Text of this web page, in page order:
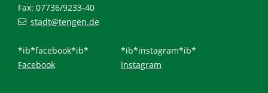
Fax: 07736/9233-40
stadt@tengen.de
*ib*facebook*ib*
Facebook
*ib*instagram*ib*
Instagram